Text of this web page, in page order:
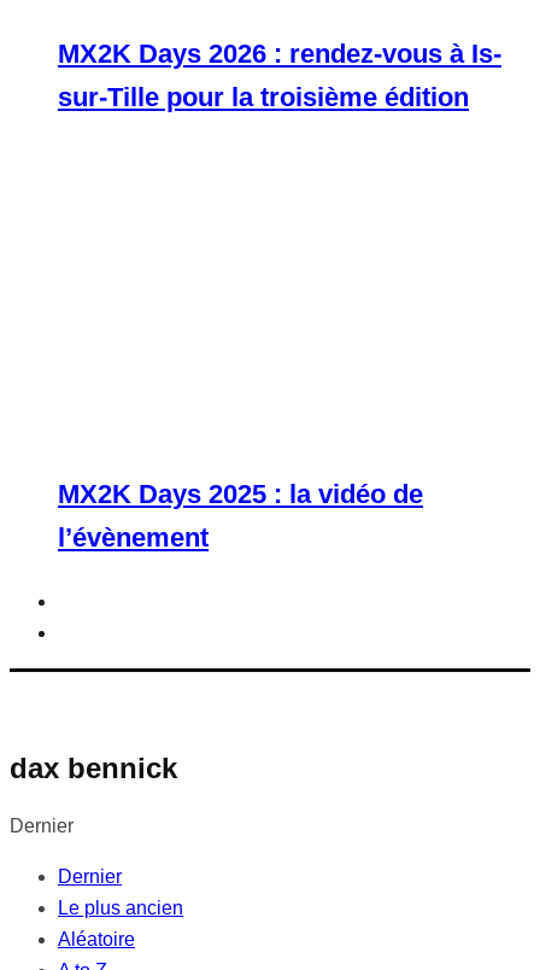
MX2K Days 2026 : rendez-vous à Is-
sur-Tille pour la troisième édition
MX2K Days 2025 : la vidéo de
l’évènement
dax bennick
Dernier
Dernier
Le plus ancien
Aléatoire